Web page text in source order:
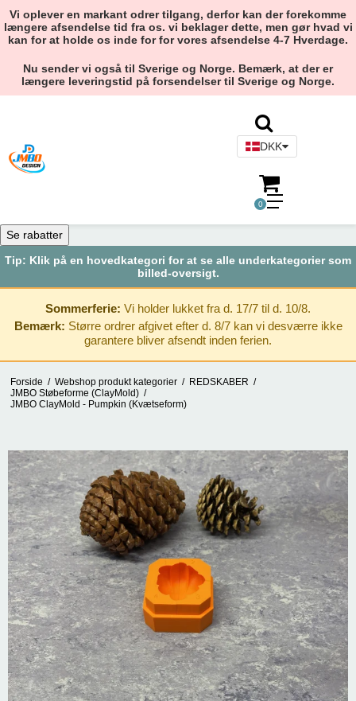
Vi oplever en markant odrer tilgang, derfor kan der forekomme
længere afsendelse tid fra os. vi beklager dette, men gør hvad vi
kan for at holde os inde for for vores afsendelse 4-7 Hverdage.
Nu sender vi også til Sverige og Norge. Bemærk, at der er
længere leveringstid på forsendelser til Sverige og Norge.
DKK
0
Se rabatter
Tip: Klik på en hovedkategori for at se alle underkategorier som
billed-oversigt.
Sommerferie: Vi holder lukket fra d. 17/7 til d. 10/8.
Bemærk: Større ordrer afgivet efter d. 8/7 kan vi desværre ikke
garantere bliver afsendt inden ferien.
Forside / Webshop produkt kategorier / REDSKABER /
JMBO Støbeforme (ClayMold) /
JMBO ClayMold - Pumpkin (Kvætseform)